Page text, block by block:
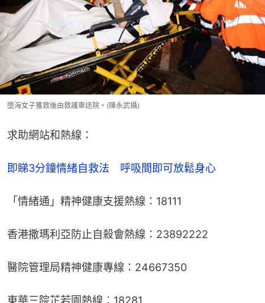
墮海女子獲救後由救護車送院。(陳永武攝)
求助網站和熱線：
即睇3分鐘情緒自救法　呼吸間即可放鬆身心
「情緒通」精神健康支援熱線：18111
香港撒瑪利亞防止自殺會熱線：23892222
醫院管理局精神健康專線：24667350
東華三院芷若園熱線︰18281